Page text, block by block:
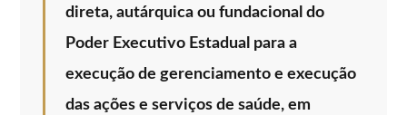
direta, autárquica ou fundacional do
Poder Executivo Estadual para a
execução de gerenciamento e execução
das ações e serviços de saúde, em